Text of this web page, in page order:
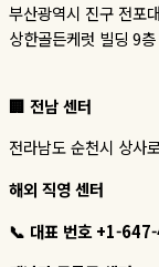
부산광역시 진구 전포
상한골든케럿 빌딩 9층
전남 센터
전라남도 순천시 상사
해외 직영 센터
대표 번호 +1-